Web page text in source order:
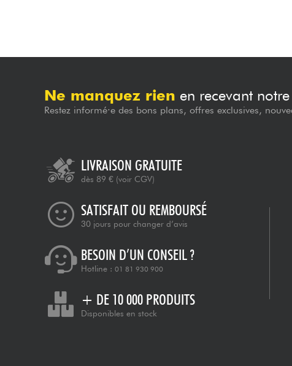
Ne manquez rien en recevant
Restez informé·e des bons plans, offres exclusives,
LIVRAISON GRATUITE
dès 89 € (voir CGV)
SATISFAIT OU REMBOURSÉ
30 jours pour changer d’avis
BESOIN D’UN CONSEIL ?
Hotline : 01 81 930 900
+ DE 10 000 PRODUITS
Disponibles en stock